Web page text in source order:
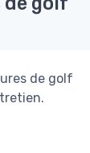
de golf